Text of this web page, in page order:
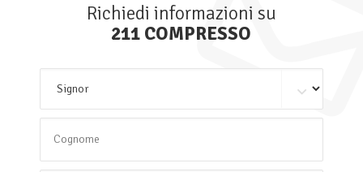
Richiedi informazioni su
211 COMPRESSO